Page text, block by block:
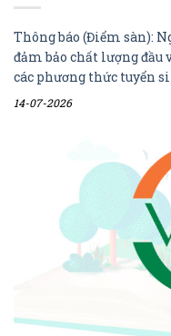
Thông báo (Điểm sàn):
đảm bảo chất lượng đầu
các phương thức tuyển
14-07-2026